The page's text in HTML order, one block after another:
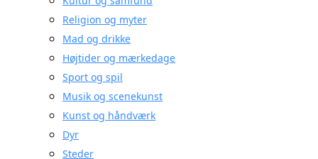
Religion og myter
Mad og drikke
Højtider og mærkedage
Sport og spil
Musik og scenekunst
Kunst og håndværk
Dyr
Steder